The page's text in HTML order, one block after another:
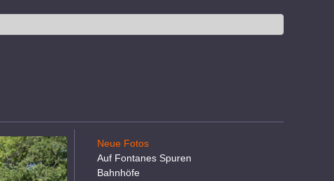
Neue Fotos
Auf Fontanes Spuren
Bahnhöfe